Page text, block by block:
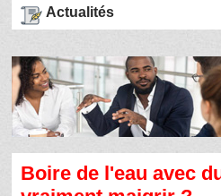
Actualités
Boire de l'eau avec